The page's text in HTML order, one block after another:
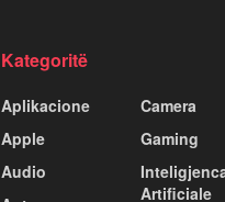
Kategoritë
Aplikacione
Apple
Audio
Camera
Gaming
Artificiale